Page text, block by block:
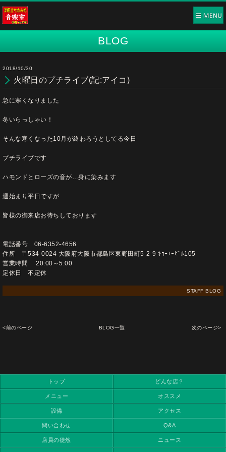
BLOG
2018/10/30
火曜日のプチライブ(記:アイコ)
急に寒くなりました
冬いらっしゃい！
そんな寒くなった10月が終わろうとしてる今日
プチライブです
ハモンドとローズの音が…身に染みます
週始まり平日ですが
皆様の御来店お待ちしております
電話番号 06-6352-4656
住所 〒534-0024 大阪府大阪市都島区東野田町5-2-9 ｷｮｰｴｰﾋﾞﾙ105
営業時間 20:00～5:00
定休日 不定休
STAFF BLOG
<前のページ BLOG一覧 次のページ>
トップ どんな店？
メニュー オススメ
設備 アクセス
問い合わせ Q&A
店員の徒然 ニュース